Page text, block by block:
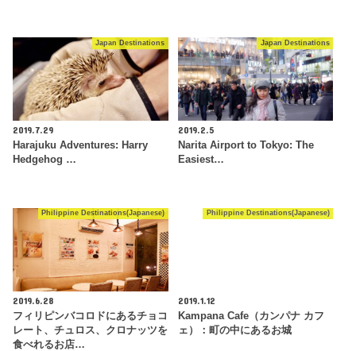
Japan Destinations
2019.7.29
Harajuku Adventures: Harry
Hedgehog …
Japan Destinations
2019.2.5
Narita Airport to Tokyo: The
Easiest…
Philippine Destinations(Japanese)
2019.6.28
フィリピンバコロドにあるチョコ
レート、チュロス、クロナッツを
食べれるお店…
Philippine Destinations(Japanese)
2019.1.12
Kampana Cafe（カンパナ カフ
ェ）：町の中にあるお城